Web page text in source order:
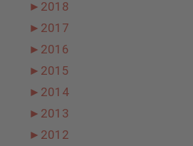
► 2018
► 2017
► 2016
► 2015
► 2014
► 2013
► 2012